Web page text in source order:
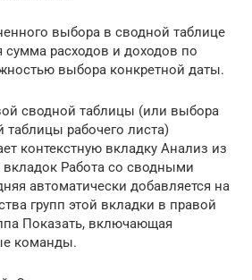
выбора в сводной таблице
сумма расходов и доходов по
выбора конкретной даты.
сводной таблицы (или выбора
рабочего листа)
контекстную вкладку Анализ из
вкладок Работа со сводными
автоматически добавляется на
групп этой вкладки в правой
Показать, включающая
команды.